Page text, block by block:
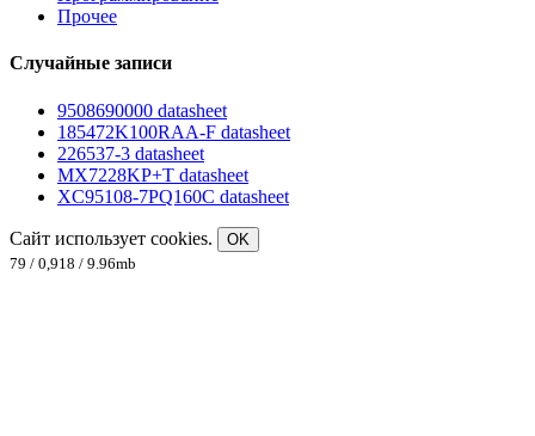
Прочее
Случайные записи
9508690000 datasheet
185472K100RAA-F datasheet
226537-3 datasheet
MX7228KP+T datasheet
XC95108-7PQ160C datasheet
Сайт использует cookies.
OK
79 / 0,918 / 9.96mb